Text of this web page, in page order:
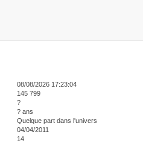
08/08/2026 17:23:04
145 799
?
? ans
Quelque part dans l'univers
04/04/2011
14